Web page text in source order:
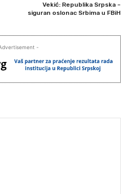
Vekić: Republika Srpska –
siguran oslonac Srbima u FBiH
-